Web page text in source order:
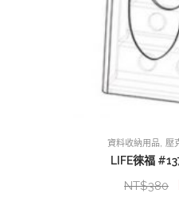
資料收納用品 壓
LIFE徠福
NT$380